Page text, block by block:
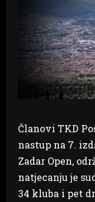
Članovi TKD
nastup na 7.
Zadar Open,
natjecanju je
34 kluba i pet